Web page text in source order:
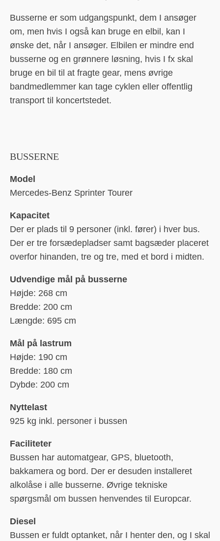
Busserne er som udgangspunkt, dem I ansøger
om, men hvis I også kan bruge en elbil, kan I
ønske det, når I ansøger. Elbilen er mindre end
busserne og en grønnere løsning, hvis I fx skal
bruge en bil til at fragte gear, mens øvrige
bandmedlemmer kan tage cyklen eller offentlig
transport til koncertstedet.
BUSSERNE
Model
Mercedes-Benz Sprinter Tourer
Kapacitet
Der er plads til 9 personer (inkl. fører) i hver bus.
Der er tre forsædepladser samt bagsæder placeret
overfor hinanden, tre og tre, med et bord i midten.
Udvendige mål på busserne
Højde: 268 cm
Bredde: 200 cm
Længde: 695 cm
Mål på lastrum
Højde: 190 cm
Bredde: 180 cm
Dybde: 200 cm
Nyttelast
925 kg inkl. personer i bussen
Faciliteter
Bussen har automatgear, GPS, bluetooth,
bakkamera og bord. Der er desuden installeret
alkolåse i alle busserne. Øvrige tekniske
spørgsmål om bussen henvendes til Europcar.
Diesel
Bussen er fuldt optanket, når I henter den, og I skal